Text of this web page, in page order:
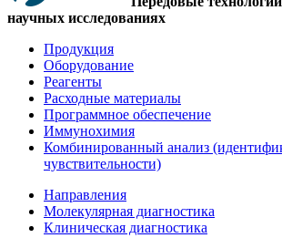
научных исследованиях
Продукция
Оборудование
Реагенты
Расходные материалы
Программное обеспечение
Иммунохимия
Комбинированный анализ
чувствительности)
Направления
Молекулярная диагностика
Клиническая диагностика